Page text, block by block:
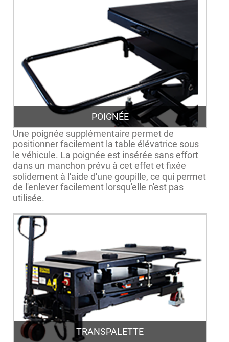
POIGNÉE
Une poignée supplémentaire permet de
positionner facilement la table élévatrice sous
le véhicule. La poignée est insérée sans effort
dans un manchon prévu à cet effet et fixée
solidement à l'aide d'une goupille, ce qui permet
de l'enlever facilement lorsqu'elle n'est pas
utilisée.
TRANSPALETTE